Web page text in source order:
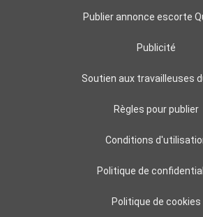
Publier annonce escorte
Publicité
Soutien aux travailleuses
Règles pour publier
Conditions
Politique de
Politique de cookies